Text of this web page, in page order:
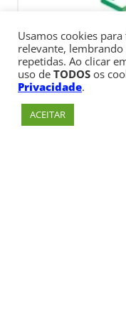
Usamos cookies
relevante,
repetidas. Ao clicar
uso de TODOS os
Privacidade.
ACEITAR